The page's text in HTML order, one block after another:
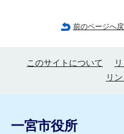
前のページへ
このサイトについて
リ
一宮市役所